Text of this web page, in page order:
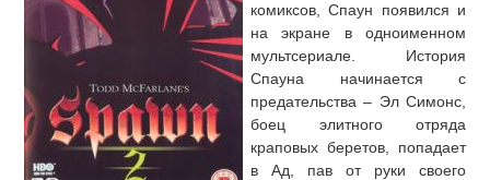
комиксов, Спаун появился и
на экране в одноименном
мультсериале. История
Спауна начинается с
предательства – Эл Симонс,
боец элитного отряда
краповых беретов, попадает
в Ад, пав от руки своего